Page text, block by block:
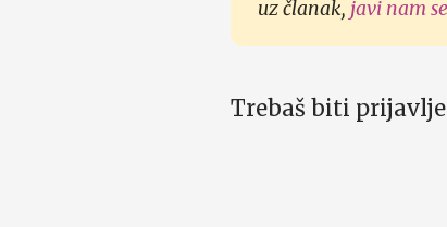
uz članak, javi nam se
Trebaš biti